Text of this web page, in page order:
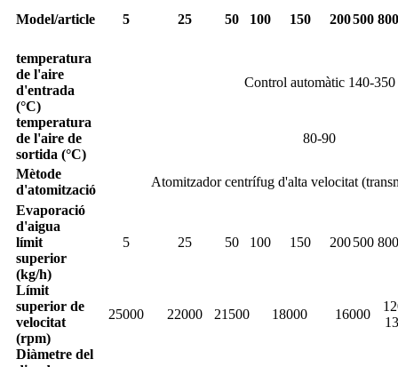
Model/article 5 25 50 100 150 200500 800
temperatura
de l'aire
d'entrada
(°C)
Control automàtic 140-350
temperatura
de l'aire de
sortida (°C)
80-90
Mètode
d'atomització
Atomitzador centrífug d'alta velocitat
Evaporació
d'aigua
límit
superior
(kg/h)
5 25 50 100 150 200500 800
Límit
superior de
velocitat
(rpm)
25000 22000 21500 18000 16000
Diàmetre del